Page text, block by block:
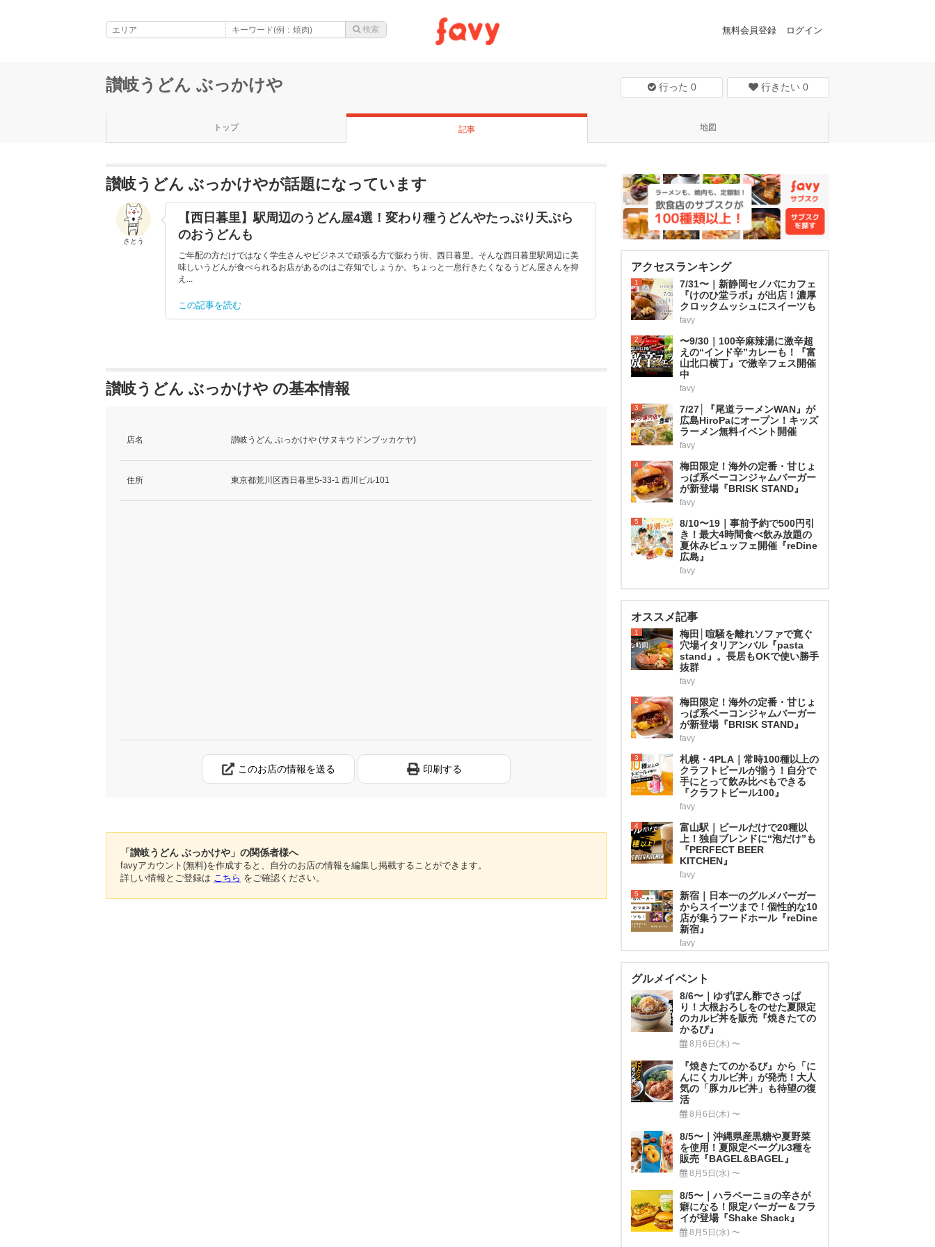
無料会員登録 ログイン
讃岐うどん ぶっかけや 行った 0 行きたい 0
トップ 記事 地図
讃岐うどん ぶっかけやが話題になっています
さとう
【西日暮里】駅周辺のうどん屋4選！変わり種うどんやたっぷり天ぷら
のおうどんも
ご年配の方だけではなく学生さんやビジネスで頑張る方で賑わう街、西日暮里。そんな西日暮里駅周辺に美
味しいうどんが食べられるお店があるのはご存知でしょうか。ちょっと一息行きたくなるうどん屋さんを抑
え...
この記事を読む
讃岐うどん ぶっかけや の基本情報
店名 讃岐うどん ぶっかけや (サヌキウドンブッカケヤ)
住所 東京都荒川区西日暮里5-33-1 西川ビル101
このお店の情報を送る 印刷する
「讃岐うどん ぶっかけや」の関係者様へ
favyアカウント(無料)を作成すると、自分のお店の情報を編集し掲載することができます。
詳しい情報とご登録は こちら をご確認ください。
アクセスランキング
1
7/31〜｜新静岡セノバにカフェ
『けのひ堂ラボ』が出店！濃厚
クロックムッシュにスイーツも
favy
2
〜9/30｜100辛麻辣湯に激辛超
えの“インド辛”カレーも！『富
山北口横丁』で激辛フェス開催
中
favy
3
7/27│『尾道ラーメンWAN』が
広島HiroPaにオープン！キッズ
ラーメン無料イベント開催
favy
4
梅田限定！海外の定番・甘じょ
っぱ系ベーコンジャムバーガー
が新登場『BRISK STAND』
favy
5
8/10〜19｜事前予約で500円引
き！最大4時間食べ飲み放題の
夏休みビュッフェ開催『reDine
広島』
favy
オススメ記事
1
梅田│喧騒を離れソファで寛ぐ
穴場イタリアンバル『pasta
stand』。長居もOKで使い勝手
抜群
favy
2
梅田限定！海外の定番・甘じょ
っぱ系ベーコンジャムバーガー
が新登場『BRISK STAND』
favy
3
札幌・4PLA｜常時100種以上の
クラフトビールが揃う！自分で
手にとって飲み比べもできる
『クラフトビール100』
favy
4
富山駅｜ビールだけで20種以
上！独自ブレンドに“泡だけ”も
『PERFECT BEER
KITCHEN』
favy
5
新宿｜日本一のグルメバーガー
からスイーツまで！個性的な10
店が集うフードホール『reDine
新宿』
favy
グルメイベント
8/6〜｜ゆずぽん酢でさっぱ
り！大根おろしをのせた夏限定
のカルビ丼を販売『焼きたての
かるび』
8月6日(木) 〜
『焼きたてのかるび』から「に
んにくカルビ丼」が発売！大人
気の「豚カルビ丼」も待望の復
活
8月6日(木) 〜
8/5〜｜沖縄県産黒糖や夏野菜
を使用！夏限定ベーグル3種を
販売『BAGEL&BAGEL』
8月5日(水) 〜
8/5〜｜ハラペーニョの辛さが
癖になる！限定バーガー＆フラ
イが登場『Shake Shack』
8月5日(水) 〜